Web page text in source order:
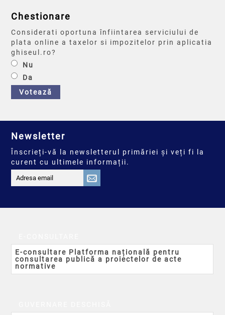
Chestionare
Considerati oportuna înfiintarea serviciului de
plata online a taxelor si impozitelor prin aplicatia
ghiseul.ro?
Nu
Da
Votează
Newsletter
Înscrieți-vă la newsletterul primăriei și veți fi la
curent cu ultimele informații.
E-consultare Platforma națională pentru
consultarea publică a proiectelor de acte
normative